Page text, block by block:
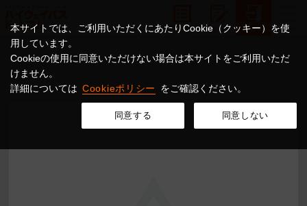
本サイトでは、ご利用いただくにあたりCookie（クッキー）を使
用しています。
Cookieの使用に同意いただけない場合は本サイトをご利用いただ
けません。
詳細については Cookieポリシー をご確認ください。
同意する 同意しない